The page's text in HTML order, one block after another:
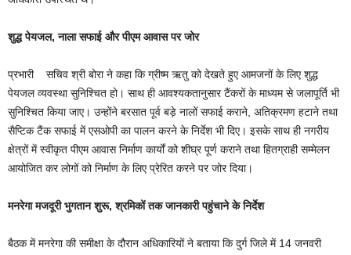
शुद्ध पेयजल, नाला सफाई और पीएम आवास पर जोर
प्रभारी सचिव श्री बोरा ने कहा कि ग्रीष्म ऋतु को देखते हुए आमजनों के लिए शुद्ध
पेयजल व्यवस्था सुनिश्चित हो। साथ ही आवश्यकतानुसार टैंकरों के माध्यम से जलापूर्ति भी
सुनिश्चित किया जाए। उन्होंने बरसात पूर्व बड़े नालों सफाई कराने, अतिक्रमण हटाने तथा
सैप्टिक टैंक सफाई में एसओपी का पालन करने के निर्देश भी दिए। इसके साथ ही नगरीय
क्षेत्रों में स्वीकृत पीएम आवास निर्माण कार्यों को शीघ्र पूर्ण कराने तथा हितग्राही सम्मेलन
आयोजित कर लोगों को निर्माण के लिए प्रेरित करने पर जोर दिया।
मनरेगा मजदूरी भुगतान शुरू, श्रमिकों तक जानकारी पहुंचाने के निर्देश
बैठक में मनरेगा की समीक्षा के दौरान अधिकारियों ने बताया कि दुर्ग जिले में 14 जनवरी